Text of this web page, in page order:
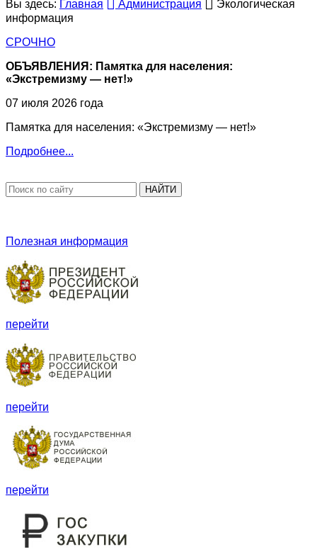
Вы здесь: Главная Администрация
Экологическая
информация
СРОЧНО
ОБЪЯВЛЕНИЯ: Памятка для населения:
«Экстремизму — нет!»
07 июля 2026 года
Памятка для населения: «Экстремизму — нет!»
Подробнее...
НАЙТИ
Полезная информация
перейти
перейти
перейти